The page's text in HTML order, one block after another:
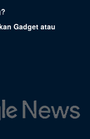
Gadget atau